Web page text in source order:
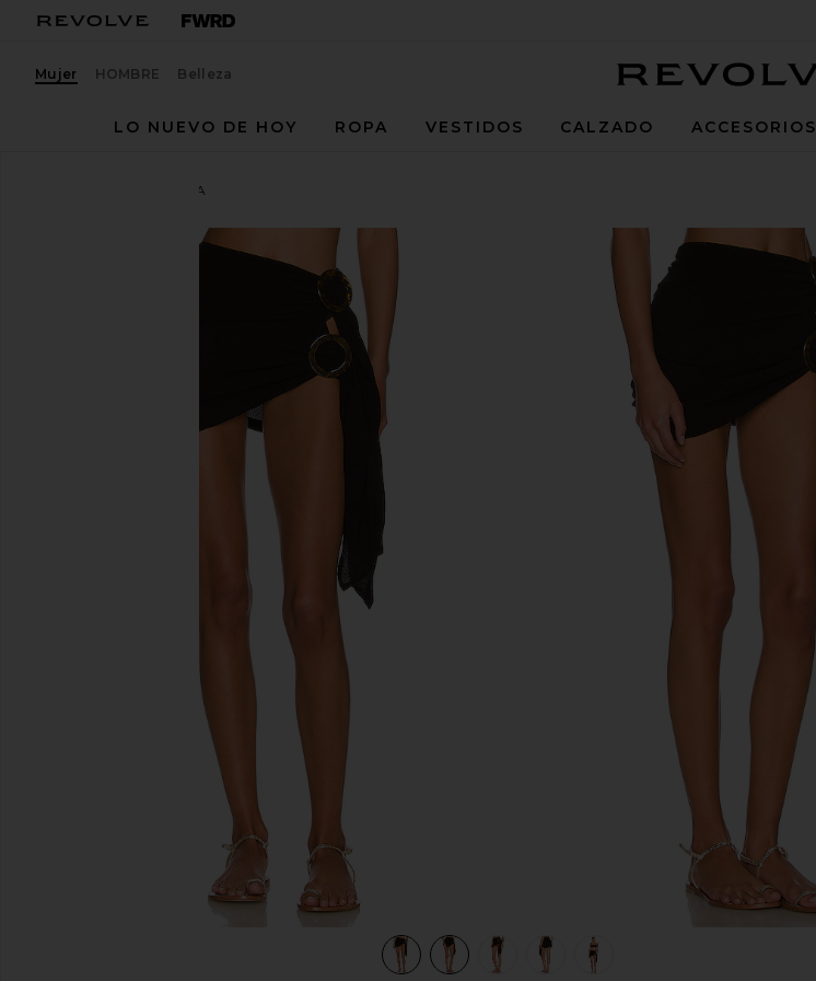
Mujer HOMBRE Belleza
LO NUEVO DE HOY
ROPA VESTIDOS CALZADO ACCESORIOS
FALDA ALISSA
favoritolovewave The Alissa Mini Skirt in Black
view 1 of 5 FALDA ALISSA in Black